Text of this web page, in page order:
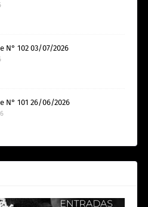
N° 102 03/07/2026
N° 101 26/06/2026